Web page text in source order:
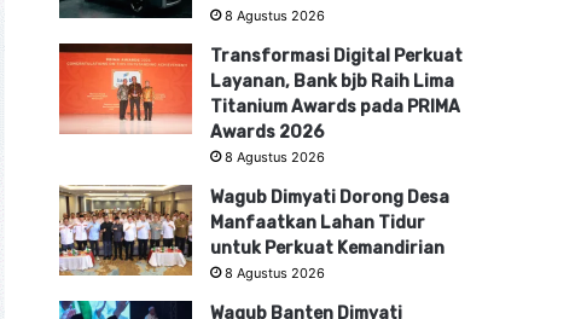
8 Agustus 2026
Transformasi Digital Perkuat
Layanan, Bank bjb Raih Lima
Titanium Awards pada PRIMA
Awards 2026
8 Agustus 2026
Wagub Dimyati Dorong Desa
Manfaatkan Lahan Tidur
untuk Perkuat Kemandirian
8 Agustus 2026
Wagub Banten Dimyati